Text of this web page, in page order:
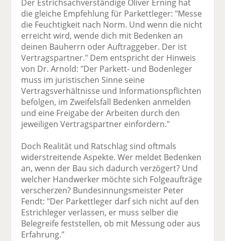
Der Estrichsachverständige Oliver Erning hat
die gleiche Empfehlung für Parkettleger: "Messe
die Feuchtigkeit nach Norm. Und wenn die nicht
erreicht wird, wende dich mit Bedenken an
deinen Bauherrn oder Auftraggeber. Der ist
Vertragspartner." Dem entspricht der Hinweis
von Dr. Arnold: "Der Parkett- und Bodenleger
muss im juristischen Sinne seine
Vertragsverhältnisse und Informationspflichten
befolgen, im Zweifelsfall Bedenken anmelden
und eine Freigabe der Arbeiten durch den
jeweiligen Vertragspartner einfordern."
Doch Realität und Ratschlag sind oftmals
widerstreitende Aspekte. Wer meldet Bedenken
an, wenn der Bau sich dadurch verzögert? Und
welcher Handwerker möchte sich Folgeaufträge
verscherzen? Bundesinnungsmeister Peter
Fendt: "Der Parkettleger darf sich nicht auf den
Estrichleger verlassen, er muss selber die
Belegreife feststellen, ob mit Messung oder aus
Erfahrung."